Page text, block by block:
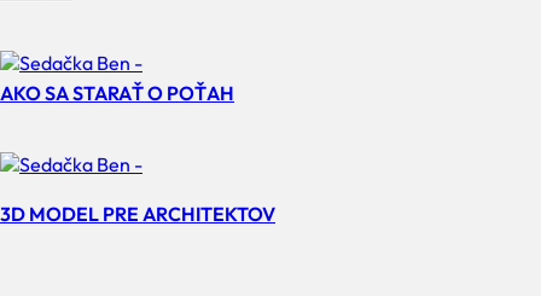
AKO SA STARAŤ O POŤAH
3D MODEL PRE ARCHITEKTOV